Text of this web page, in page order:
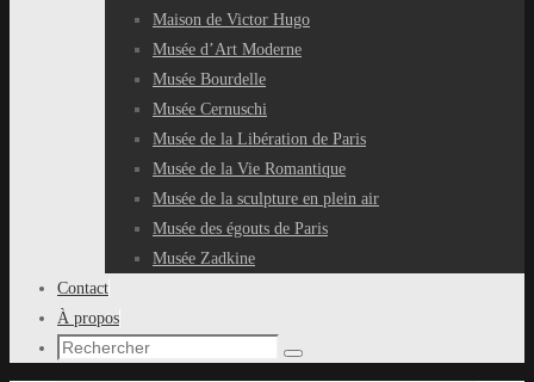
Maison de Victor Hugo
Musée d’Art Moderne
Musée Bourdelle
Musée Cernuschi
Musée de la Libération de Paris
Musée de la Vie Romantique
Musée de la sculpture en plein air
Musée des égouts de Paris
Musée Zadkine
Contact
À propos
Recherche
Rechercher